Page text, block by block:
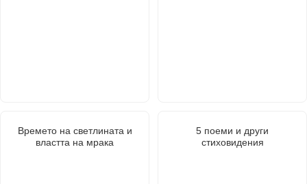
Времето на светлината и
властта на мрака
5 поеми и други
стиховидения